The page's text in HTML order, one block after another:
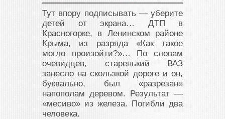
Тут впору подписывать — уберите
детей от экрана… ДТП в
Красногорке, в Ленинском районе
Крыма, из разряда «Как такое
могло произойти?»… По словам
очевидцев, старенький ВАЗ
занесло на скользкой дороге и он,
буквально, был «разрезан»
напополам деревом. Результат —
«месиво» из железа. Погибли два
человека.